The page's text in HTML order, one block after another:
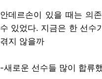
안데르손이 있을 때는 의
수 있었다. 지금은 한 선수
겪지 않을까
-새로운 선수들 많이 합류